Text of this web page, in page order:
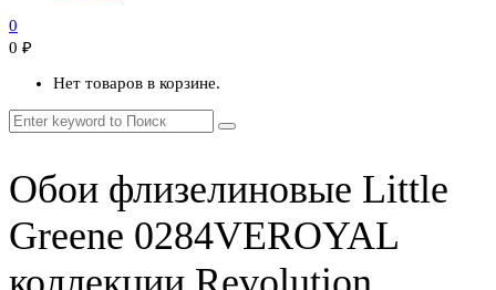
0
0 ₽
Нет товаров в корзине.
Обои флизелиновые Little
Greene 0284VEROYAL